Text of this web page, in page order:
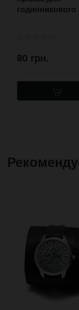
годинникового
80 грн.